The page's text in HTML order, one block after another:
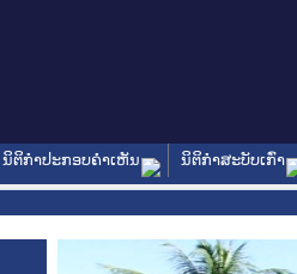
ນິຕິກໍາປະກອບຄໍາເຫັນ ນິຕິກໍາສະບັບເກົ່າ